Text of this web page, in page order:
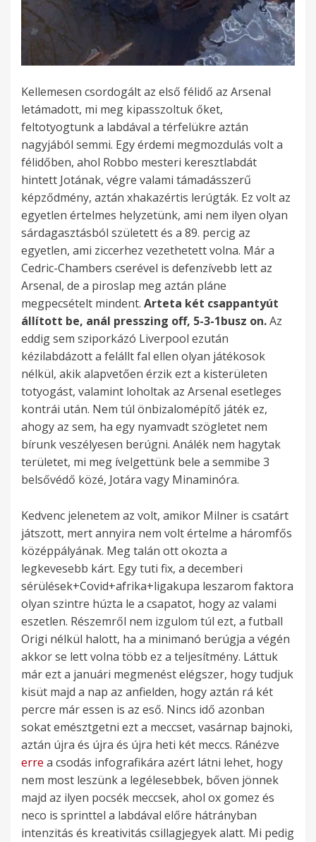
Kellemesen csordogált az első félidő az Arsenal
letámadott, mi meg kipasszoltuk őket,
feltotyogtunk a labdával a térfelükre aztán
nagyjából semmi. Egy érdemi megmozdulás volt a
félidőben, ahol Robbo mesteri keresztlabdát
hintett Jotának, végre valami támadásszerű
képződmény, aztán xhakazértis lerúgták. Ez volt az
egyetlen értelmes helyzetünk, ami nem ilyen olyan
sárdagasztásból született és a 89. percig az
egyetlen, ami ziccerhez vezethetett volna. Már a
Cedric-Chambers cserével is defenzívebb lett az
Arsenal, de a piroslap meg aztán pláne
megpecsételt mindent. Arteta két csappantyút
állított be, anál presszing off, 5-3-1busz on.Az
eddig sem sziporkázó Liverpool ezután
kézilabdázott a felállt fal ellen olyan játékosok
nélkül, akik alapvetően érzik ezt a kisterületen
totyogást, valamint loholtak az Arsenal esetleges
kontrái után. Nem túl önbizalomépítő játék ez,
ahogy az sem, ha egy nyamvadt szögletet nem
bírunk veszélyesen berúgni. Análék nem hagytak
területet, mi meg ívelgettünk bele a semmibe 3
belsővédő közé, Jotára vagy Minaminóra.
Kedvenc jelenetem az volt, amikor Milner is csatárt
játszott, mert annyira nem volt értelme a háromfős
középpályának. Meg talán ott okozta a
legkevesebb kárt. Egy tuti fix, a decemberi
sérülések+Covid+afrika+ligakupa leszarom faktora
olyan szintre húzta le a csapatot, hogy az valami
eszetlen. Részemről nem izgulom túl ezt, a futball
Origi nélkül halott, ha a minimanó berúgja a végén
akkor se lett volna több ez a teljesítmény. Láttuk
már ezt a januári megmenést elégszer, hogy tudjuk
kisüt majd a nap az anfielden, hogy aztán rá két
percre már essen is az eső. Nincs idő azonban
sokat emésztgetni ezt a meccset, vasárnap bajnoki,
aztán újra és újra és újra heti két meccs. Ránézve
erre a csodás infografikára azért látni lehet, hogy
nem most leszünk a legélesebbek, bőven jönnek
majd az ilyen pocsék meccsek, ahol ox gomez és
neco is sprinttel a labdával előre hátrányban
intenzitás és kreativitás csillagjegyek alatt. Mi pedig